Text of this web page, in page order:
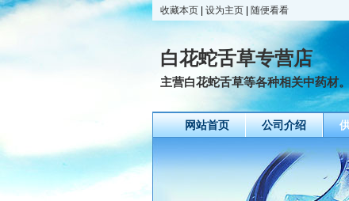
收藏本页 设为主页 随便看看
白花蛇舌草专营店
主营白花蛇舌草等各种相关中药材。
网站首页 公司介绍